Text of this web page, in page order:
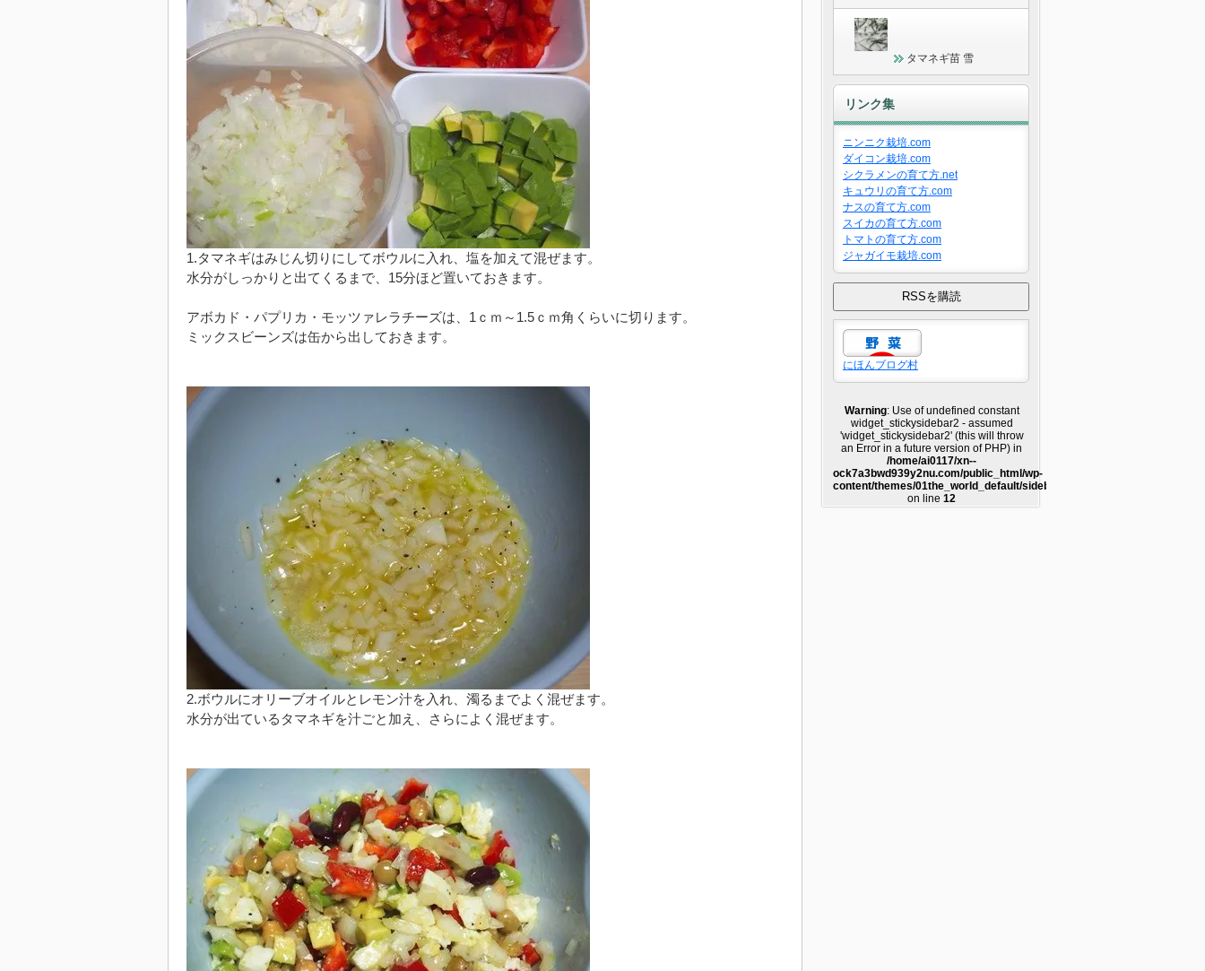
1.タマネギはみじん切りにしてボウルに入れ、塩を加えて混ぜます。
水分がしっかりと出てくるまで、15分ほど置いておきます。
アボカド・パプリカ・モッツァレラチーズは、1ｃｍ～1.5ｃｍ角くらいに切ります。
ミックスビーンズは缶から出しておきます。
2.ボウルにオリーブオイルとレモン汁を入れ、濁るまでよく混ぜます。
水分が出ているタマネギを汁ごと加え、さらによく混ぜます。
タマネギ苗 雪
リンク集
ニンニク栽培.com
ダイコン栽培.com
シクラメンの育て方.net
キュウリの育て方.com
ナスの育て方.com
スイカの育て方.com
トマトの育て方.com
ジャガイモ栽培.com
にほんブログ村
Warning: Use of undefined constant
widget_stickysidebar2 - assumed
'widget_stickysidebar2' (this will throw
an Error in a future version of PHP) in
/home/ai0117/xn--
ock7a3bwd939y2nu.com/public_html/wp-
content/themes/01the_world_default/sidebar2.php
on line 12